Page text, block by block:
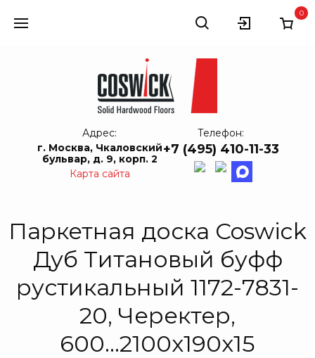
0
Адрес:
г. Москва, Чкаловский
бульвар, д. 9, корп. 2
Карта сайта
Телефон:
+7 (495) 410-11-33
Паркетная доска Coswick
Дуб Титановый буфф
рустикальный 1172-7831-
20, Черектер,
600...2100x190x15